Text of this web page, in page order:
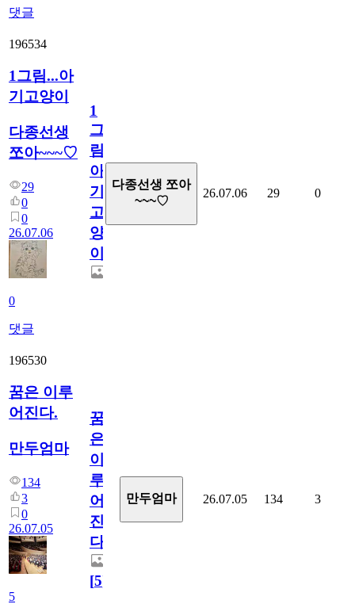
댓글
196534
1그림...아
기고양이
다종선생
쪼아~~~♡
29
0
0
26.07.06
0
댓글
1
그
림...
아
기
고
양
이
다종선생 쪼아
~~~♡
26.07.06 29 0
196530
꿈은 이루
어진다.
만두엄마
134
3
0
26.07.05
5
꿈
은
이
루
어
진
다.
[5]
만두엄마 26.07.05 134 3